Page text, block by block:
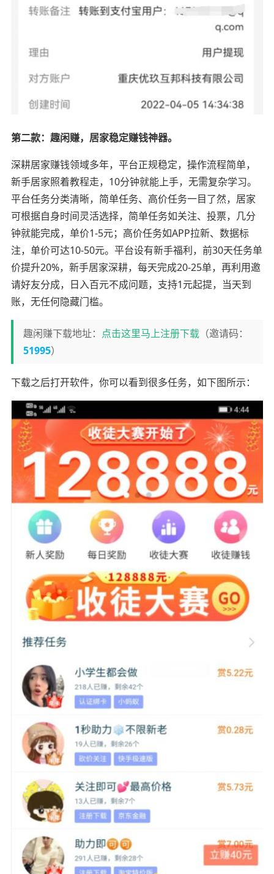
第二款：趣闲赚，居家稳定赚钱神器。
深耕居家赚钱领域多年，平台正规稳定，操作流程简单，
新手居家照着教程走，10分钟就能上手，无需复杂学习。
平台任务分类清晰，简单任务、高价任务一目了然，居家
可根据自身时间灵活选择，简单任务如关注、投票，几分
钟就能完成，单价1-5元；高价任务如APP拉新、数据标
注，单价可达10-50元。平台设有新手福利，前30天任务单
价提升20%，新手居家深耕，每天完成20-25单，再利用邀
请好友分成，日入百元不成问题，支持1元起提，当天到
账，无任何隐藏门槛。
趣闲赚下载地址： 点击这里马上注册下载（邀请码：
51995）
下载之后打开软件，你可以看到很多任务，如下图所示：